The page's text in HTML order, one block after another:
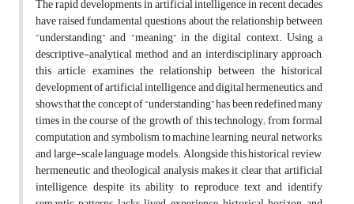
The rapid developments in artificial intelligence in recent decades
have raised fundamental questions about the relationship between
“understanding” and “meaning” in the digital context. Using a
descriptive-analytical method and an interdisciplinary approach,
this article examines the relationship between the historical
development of artificial intelligence and digital hermeneutics, and
shows that the concept of “understanding” has been redefined many
times in the course of the growth of this technology; from formal
computation and symbolism to machine learning, neural networks,
and large-scale language models. Alongside this historical review,
hermeneutic and theological analysis makes it clear that artificial
intelligence, despite its ability to reproduce text and identify